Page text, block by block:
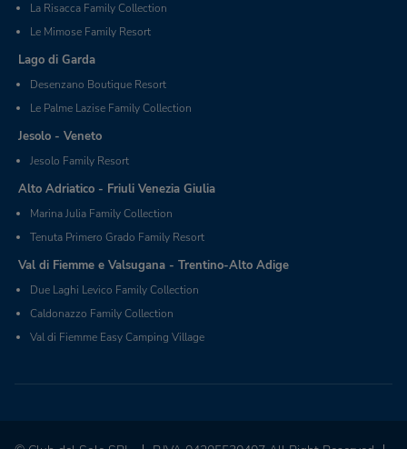
La Risacca Family Collection
Le Mimose Family Resort
Lago di Garda
Desenzano Boutique Resort
Le Palme Lazise Family Collection
Jesolo - Veneto
Jesolo Family Resort
Alto Adriatico - Friuli Venezia Giulia
Marina Julia Family Collection
Tenuta Primero Grado Family Resort
Val di Fiemme e Valsugana - Trentino-Alto Adige
Due Laghi Levico Family Collection
Caldonazzo Family Collection
Val di Fiemme Easy Camping Village